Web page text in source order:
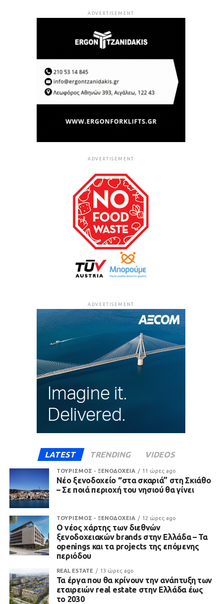
ADVERTISEMENT
ADVERTISEMENT
ADVERTISEMENT
LATEST TRENDING VIDEOS
ΤΟΥΡΙΣΜΟΣ - ΞΕΝΟΔΟΧΕΙΑ 11 ώρες ago
Νέο ξενοδοχείο “στα σκαριά” στη Σκιάθο
– Σε ποιά περιοχή του νησιού θα γίνει
ΤΟΥΡΙΣΜΟΣ - ΞΕΝΟΔΟΧΕΙΑ 12 ώρες ago
Ο νέος χάρτης των διεθνών
ξενοδοχειακών brands στην Ελλάδα – Τα
openings και τα projects της επόμενης
περιόδου
REAL ESTATE 13 ώρες ago
Τα έργα που θα κρίνουν την ανάπτυξη των
εταιρειών real estate στην Ελλάδα έως
το 2030